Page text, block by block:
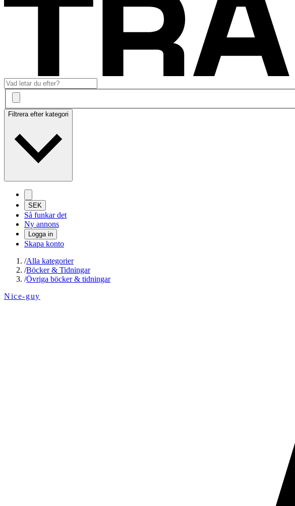
Filtrera efter kategori
SEK
Så funkar det
Ny annons
Logga in
Skapa konto
/Alla kategorier
/Böcker & Tidningar
/Övriga böcker & tidningar
Nice-guy